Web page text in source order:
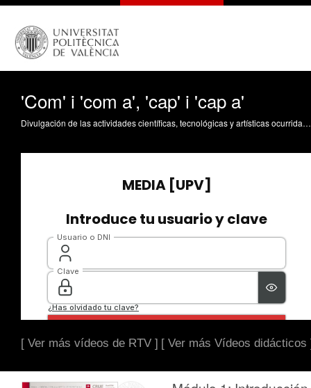
'Com' i 'com a', 'cap' i 'cap a'
Divulgación de las actividades científicas, tecnológicas y artísticas ocurridas en los tres campus de la UPV
[ Ver más vídeos de RTV ] [ Ver más Vídeos didácticos